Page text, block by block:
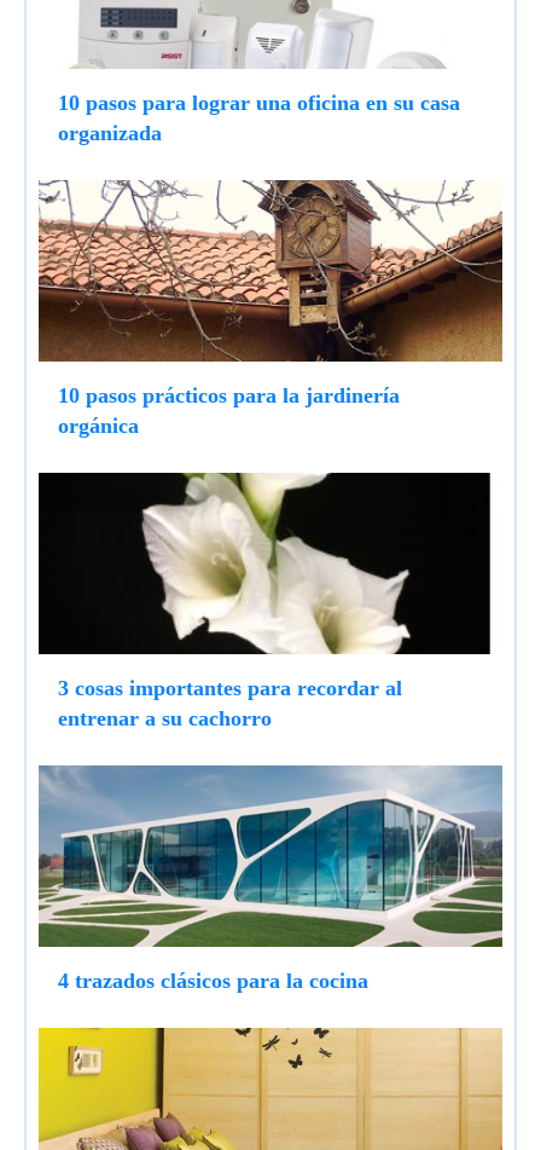
10 pasos para lograr una oficina en su casa
organizada
10 pasos prácticos para la jardinería
orgánica
3 cosas importantes para recordar al
entrenar a su cachorro
4 trazados clásicos para la cocina